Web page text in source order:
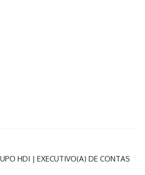
HDI | EXECUTIVO(A) DE CONTAS